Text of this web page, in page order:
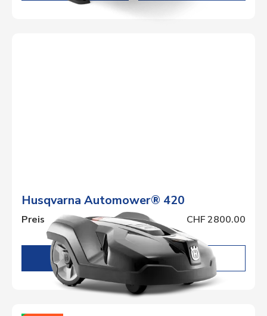
Husqvarna Automower® 420
Preis CHF 2800.00
DETAILS